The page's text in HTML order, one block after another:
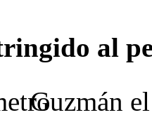
al
Guzmán